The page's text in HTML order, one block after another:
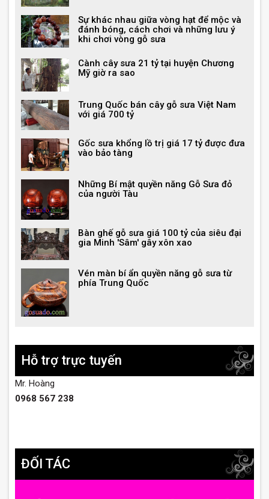
Sự khác nhau giữa vòng hạt để mộc và
đánh bóng, cách chơi và những lưu ý
khi chơi vòng gỗ sưa
Cành cây sưa 21 tỷ tại huyện Chương
Mỹ giờ ra sao
Trung Quốc bán cây gỗ sưa Việt Nam
với giá 700 tỷ
Gốc sưa khổng lồ trị giá 17 tỷ được đưa
vào bảo tàng
Những Bí mật quyền năng Gỗ Sưa đỏ
của người Tàu
Bàn ghế gỗ sưa giá 100 tỷ của siêu đại
gia Minh 'Sâm' gây xôn xao
Vén màn bí ẩn quyền năng gỗ sưa từ
phía Trung Quốc
Hỗ trợ trực tuyến
Mr. Hoàng
0968 567 238
ĐỐI TÁC